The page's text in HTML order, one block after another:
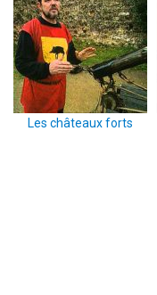
Les châteaux forts